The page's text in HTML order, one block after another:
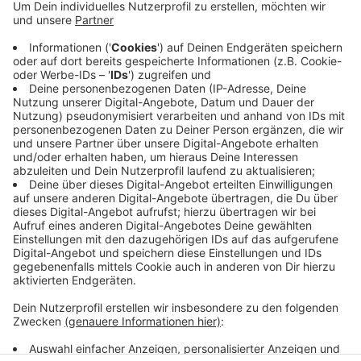
Anzeige
Wegen der Kontaktbeschränkung und der nächtlichen
Ausgangssperre sind die traditionellen Mai-
Feierlichkeiten diesmal nicht möglich gewesen.
Vergangene Nacht habe es aber nicht mehr Verstößen
gegen die Corona-Regeln gegeben, als in den anderen
Nächten, so die Polizei.
Anzeige
Anzeige